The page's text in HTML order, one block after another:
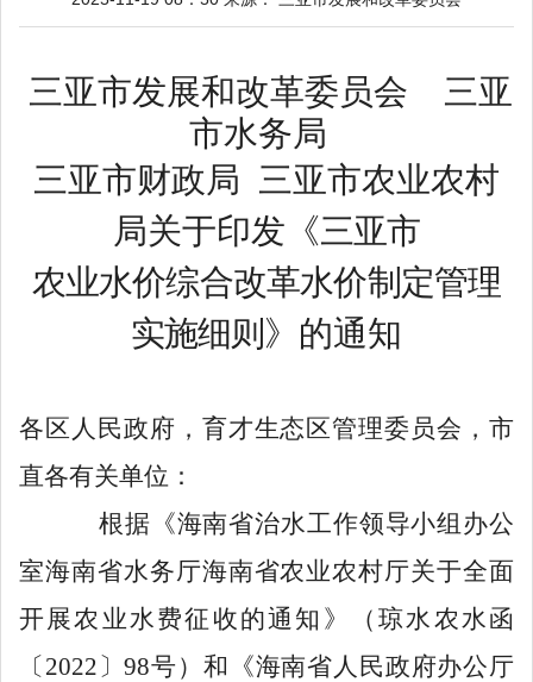
三亚市发展和改革委员会
三亚
市水务局
三亚市财政局 三亚市农业农村
局关于印发《三亚市
农业水价综合改革水价制定管理
实施细则 》的通知
各区人民政府，育才生态区管理委员会，市
直各有关单位：
根据《海南省治水工作领导小组办公
室海南省水务厅海南省农业农村厅关于全面
开展农业水费征收的通知》（琼水农水函
〔 2022 〕98号）和《海南省人民政府办公厅